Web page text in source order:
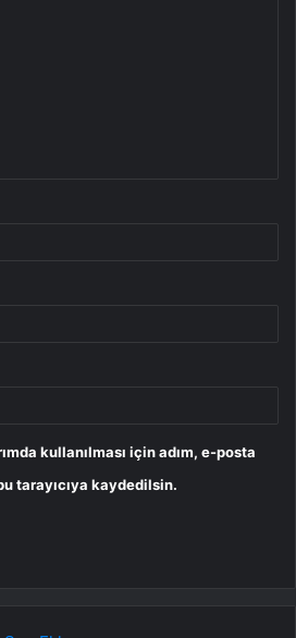
kullanılması için adım, e-posta
tarayıcıya kaydedilsin.